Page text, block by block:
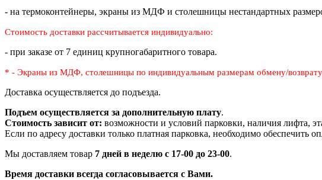
- на термоконтейнеры, экраны из МДФ и столешницы нестандартных
Стоимость доставки рассчитывается индивидуально:
- при заказе от 7 единиц крупногабаритного товара.
* - Экраны из МДФ, столешницы по индивидуальным размерам обмену/
Доставка осуществляется до подъезда.
Подъем осуществляется за дополнительную плату.
Стоимость зависит от: возможности и условий парковки, наличия лифта,
Если по адресу доставки только платная парковка, необходимо обеспечить
Мы доставляем товар 7 дней в неделю с 17-00 до 23-00.
Время доставки всегда согласовывается с Вами.